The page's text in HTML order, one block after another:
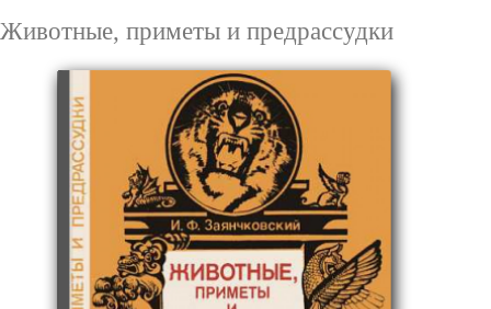
Животные, приметы и предрассудки